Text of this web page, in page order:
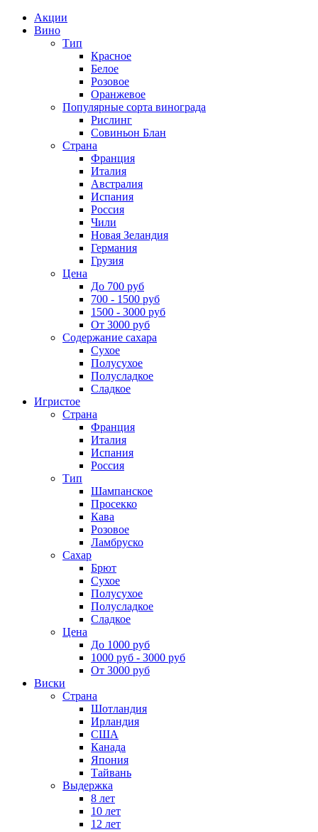
Акции
Вино
Тип
Красное
Белое
Розовое
Оранжевое
Популярные сорта винограда
Рислинг
Совиньон Блан
Страна
Франция
Италия
Австралия
Испания
Россия
Чили
Новая Зеландия
Германия
Грузия
Цена
До 700 руб
700 - 1500 руб
1500 - 3000 руб
От 3000 руб
Содержание сахара
Сухое
Полусухое
Полусладкое
Сладкое
Игристое
Страна
Франция
Италия
Испания
Россия
Тип
Шампанское
Просекко
Кава
Розовое
Ламбруско
Сахар
Брют
Сухое
Полусухое
Полусладкое
Сладкое
Цена
До 1000 руб
1000 руб - 3000 руб
От 3000 руб
Виски
Страна
Шотландия
Ирландия
США
Канада
Япония
Тайвань
Выдержка
8 лет
10 лет
12 лет